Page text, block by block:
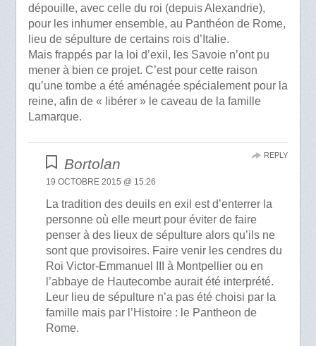
dépouille, avec celle du roi (depuis Alexandrie),
pour les inhumer ensemble, au Panthéon de Rome,
lieu de sépulture de certains rois d’Italie.
Mais frappés par la loi d’exil, les Savoie n’ont pu
mener à bien ce projet. C’est pour cette raison
qu’une tombe a été aménagée spécialement pour la
reine, afin de « libérer » le caveau de la famille
Lamarque.
Bortolan
19 OCTOBRE 2015 @ 15:26
La tradition des deuils en exil est d’enterrer la
personne où elle meurt pour éviter de faire
penser à des lieux de sépulture alors qu’ils ne
sont que provisoires. Faire venir les cendres du
Roi Victor-Emmanuel III à Montpellier ou en
l’abbaye de Hautecombe aurait été interprété.
Leur lieu de sépulture n’a pas été choisi par la
famille mais par l’Histoire : le Pantheon de
Rome.
REPLY